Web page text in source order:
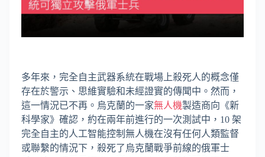
多年來，完全自主武器系統在戰場上殺死人的概念僅
存在於警示、思維實驗和未經證實的傳聞中。然而，
這一情況已不再。烏克蘭的一家無人機製造商向《新
科學家》確認，約在兩年前進行的一次測試中，10 架
完全自主的人工智能控制無人機在沒有任何人類監督
或聯繫的情況下，殺死了烏克蘭戰爭前線的俄軍士